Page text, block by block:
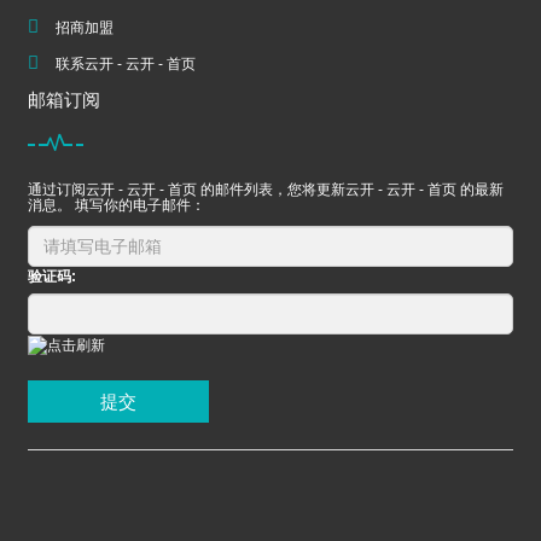
招商加盟
联系云开 - 云开 - 首页
邮箱订阅
通过订阅云开 - 云开 - 首页 的邮件列表，您将更新云开 - 云开 - 首页 的最新
消息。 填写你的电子邮件：
验证码:
提交